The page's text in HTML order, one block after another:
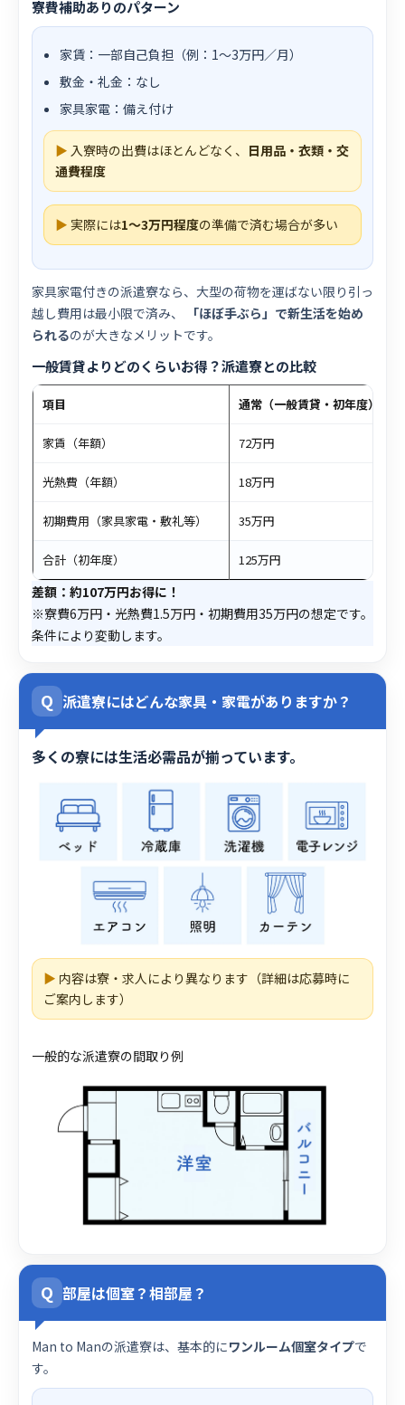
寮費補助ありのパターン
家賃：一部自己負担（例：1〜3万円／月）
敷金・礼金：なし
家具家電：備え付け
▶ 入寮時の出費はほとんどなく、 日用品・衣類・交
通費程度
▶ 実際には1〜3万円程度の準備で済む場合が多い
家具家電付きの派遣寮なら、大型の荷物を運ばない限り引っ
越し費用は最小限で済み、
「ほぼ手ぶら」で新生活を始め
られるのが大きなメリットです。
一般賃貸よりどのくらいお得？派遣寮との比較
項目 通常（一般賃貸・初年度）
家賃（年額） 72万円
光熱費（年額） 18万円
初期費用（家具家電・敷礼等） 35万円
合計（初年度） 125万円
差額：約107万円お得に！
※寮費6万円・光熱費1.5万円・初期費用35万円の想定です。
条件により変動します。
Q 派遣寮にはどんな家具・家電がありますか？
多くの寮には生活必需品が揃っています。
▶ 内容は寮・求人により異なります（詳細は応募時に
ご案内します）
一般的な派遣寮の間取り例
Q 部屋は個室？相部屋？
Man to Manの派遣寮は、基本的にワンルーム個室タイプで
す。